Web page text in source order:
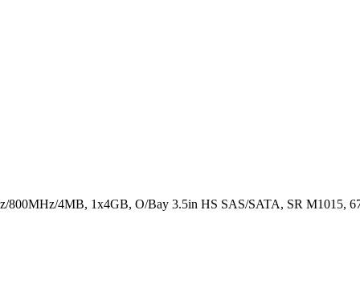
800MHz/4MB, 1x4GB, O/Bay 3.5in HS SAS/SATA, SR M1015,